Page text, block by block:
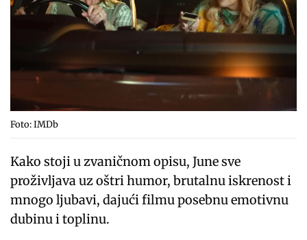
Foto: IMDb
Kako stoji u zvaničnom opisu, June sve
proživljava uz oštri humor, brutalnu iskrenost i
mnogo ljubavi, dajući filmu posebnu emotivnu
dubinu i toplinu.